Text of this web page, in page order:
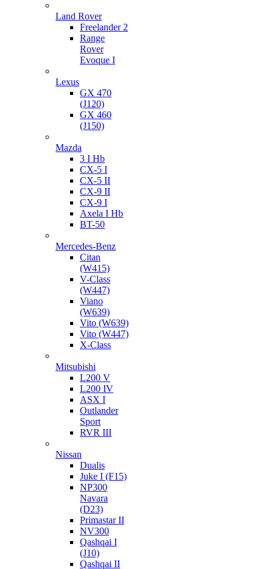
Land Rover
Freelander 2
Range
Rover
Evoque I
Lexus
GX 470
(J120)
GX 460
(J150)
Mazda
3 I Hb
CX-5 I
CX-5 II
CX-9 II
CX-9 I
Axela I Hb
BT-50
Mercedes-Benz
Citan
(W415)
V-Class
(W447)
Viano
(W639)
Vito (W639)
Vito (W447)
X-Class
Mitsubishi
L200 V
L200 IV
ASX I
Outlander
Sport
RVR III
Nissan
Dualis
Juke I (F15)
NP300
Navara
(D23)
Primastar II
NV300
Qashqai I
(J10)
Qashqai II